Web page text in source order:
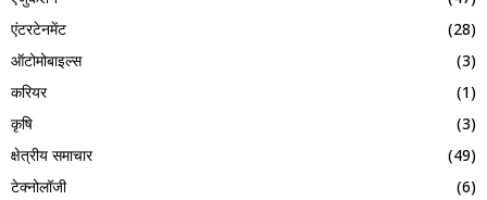
एंटरटेनमेंट
(28)
ऑटोमोबाइल्स
(3)
करियर
(1)
कृषि
(3)
क्षेत्रीय समाचार
(49)
टेक्नोलॉजी
(6)